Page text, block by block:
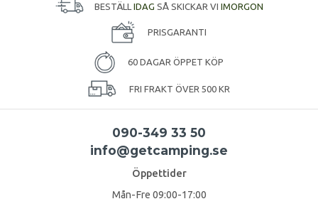
BESTÄLL IDAG SÅ SKICKAR VI IMORGON
PRISGARANTI
60 DAGAR ÖPPET KÖP
FRI FRAKT ÖVER 500 KR
090-349 33 50
info@getcamping.se
Öppettider
Mån-Fre 09:00-17:00